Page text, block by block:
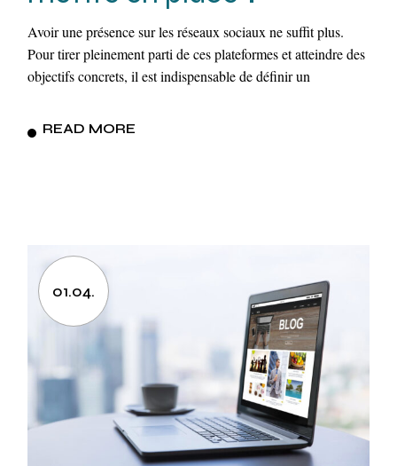
Avoir une présence sur les réseaux sociaux ne suffit plus.
Pour tirer pleinement parti de ces plateformes et atteindre des
objectifs concrets, il est indispensable de définir un
READ MORE
01.04.